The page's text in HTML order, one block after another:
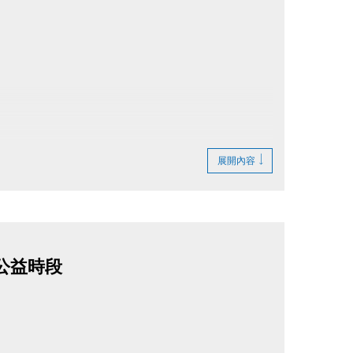
展開內容
益時段